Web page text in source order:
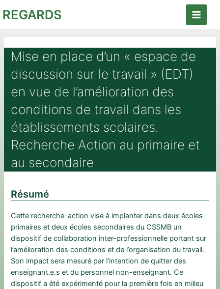
auREGARDS
Main
Mise en place d’un « espace de
discussion sur le travail » (EDT)
en vue de l’amélioration des
conditions de travail dans les
établissements scolaires.
Recherche Action au primaire et
au secondaire
Résumé
Cette recherche-action vise à implanter dans deux écoles
primaires et deux écoles secondaires du CSSMB un
dispositif de collaboration inter-professionnelle portant sur
l’amélioration des conditions et de l’organisation du travail.
Son impact sera mesuré par l’intention de quitter des
enseignant.e.s et du personnel non-enseignant. Ce
dispositif a été expérimenté pour la première fois en milieu